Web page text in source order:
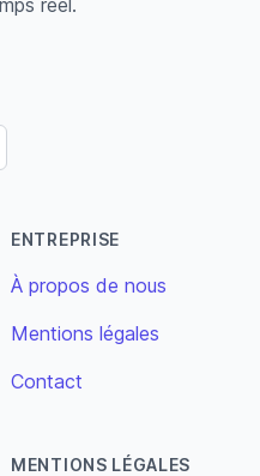
réel.
ENTREPRISE
À propos de nous
Mentions légales
Contact
MENTIONS LÉGALES